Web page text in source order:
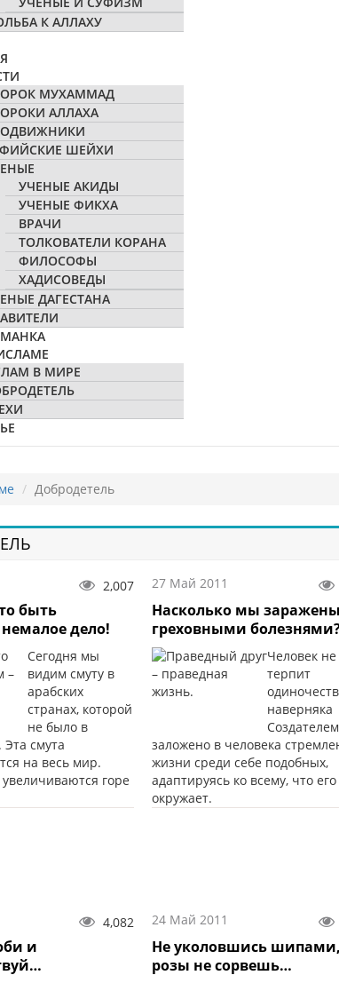
К АЛЛАХУ
МУХАММАД
АЛЛАХА
ШЕЙХИ
УЧЕНЫЕ АКИДЫ
УЧЕНЫЕ ФИКХА
ВРАЧИ
ТОЛКОВАТЕЛИ КОРАНА
ФИЛОСОФЫ
ХАДИСОВЕДЫ
ДАГЕСТАНА
В МИРЕ
Добродетель
2,007
быть
дело!
Сегодня мы
видим смуту в
арабских
странах, которой
не было в
смута
на весь мир.
горе
27 Май 2011
Насколько мы заражены
греховными
Человек не
терпит
наверняка
заложено в человека
жизни среди себе подобных,
адаптируясь ко всему, что его
окружает.
4,082
и
24 Май 2011
Не уколовшись шипами,
розы не сорвешь…